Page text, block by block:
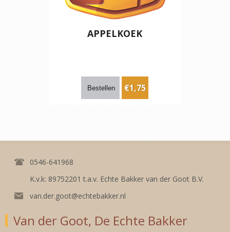
APPELKOEK
€1,75
0546-641968
K.v.k: 89752201 t.a.v. Echte Bakker van der Goot B.V.
van.der.goot@echtebakker.nl
Van der Goot, De Echte Bakker